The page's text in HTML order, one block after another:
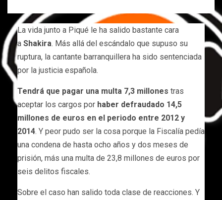
La vida junto a Piqué le ha salido bastante cara
a Shakira. Más allá del escándalo que supuso su
ruptura, la cantante barranquillera ha sido sentenciada
por la justicia española.
Tendrá que pagar una multa 7,3 millones tras
aceptar los cargos por haber defraudado 14,5
millones de euros en el periodo entre 2012 y
2014. Y peor pudo ser la cosa porque la Fiscalía pedía
una condena de hasta ocho años y dos meses de
prisión, más una multa de 23,8 millones de euros por
seis delitos fiscales.
Sobre el caso han salido toda clase de reacciones. Y